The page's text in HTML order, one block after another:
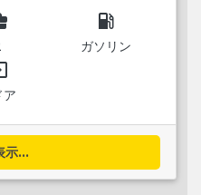
local_gas_station
ガソリン
ア
示...